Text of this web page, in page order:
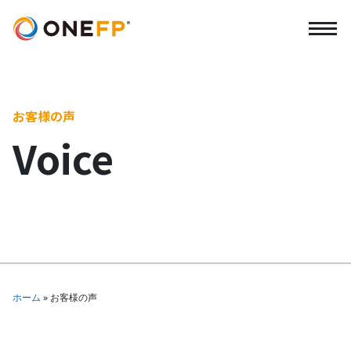
お客様の声
Voice
ホーム » お客様の声